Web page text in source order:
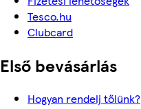
Tesco.hu
Clubcard
Első bevásárlás
Hogyan rendelj tőlünk?